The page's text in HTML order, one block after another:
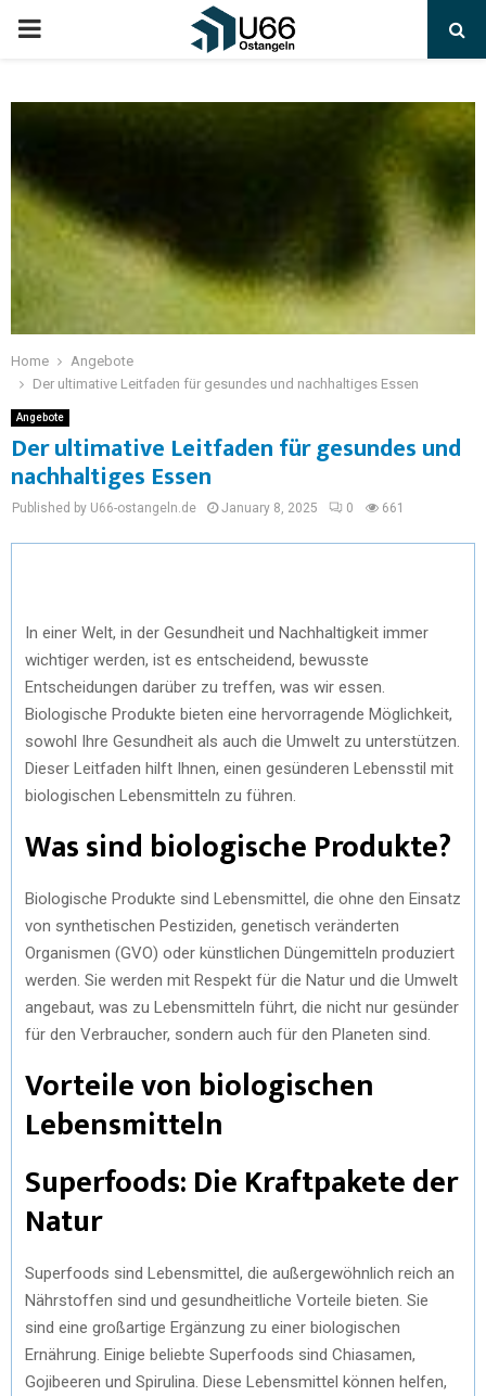
Home
Angebote
Der ultimative Leitfaden für gesundes und nachhaltiges Essen
Angebote
Der ultimative Leitfaden für gesundes und
nachhaltiges Essen
Published by U66-ostangeln.de January 8, 2025 0 661
In einer Welt, in der Gesundheit und Nachhaltigkeit immer
wichtiger werden, ist es entscheidend, bewusste
Entscheidungen darüber zu treffen, was wir essen.
Biologische Produkte bieten eine hervorragende Möglichkeit,
sowohl Ihre Gesundheit als auch die Umwelt zu unterstützen.
Dieser Leitfaden hilft Ihnen, einen gesünderen Lebensstil mit
biologischen Lebensmitteln zu führen.
Was sind biologische Produkte?
Biologische Produkte sind Lebensmittel, die ohne den Einsatz
von synthetischen Pestiziden, genetisch veränderten
Organismen (GVO) oder künstlichen Düngemitteln produziert
werden. Sie werden mit Respekt für die Natur und die Umwelt
angebaut, was zu Lebensmitteln führt, die nicht nur gesünder
für den Verbraucher, sondern auch für den Planeten sind.
Vorteile von biologischen
Lebensmitteln
Superfoods: Die Kraftpakete der
Natur
Superfoods sind Lebensmittel, die außergewöhnlich reich an
Nährstoffen sind und gesundheitliche Vorteile bieten. Sie
sind eine großartige Ergänzung zu einer biologischen
Ernährung. Einige beliebte Superfoods sind Chiasamen,
Gojibeeren und Spirulina. Diese Lebensmittel können helfen,